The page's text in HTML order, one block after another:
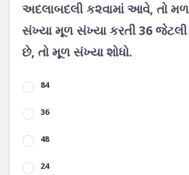
અદલાબદલી ક૨વામાં આવે, તો
સંખ્યા મૂળ સંખ્યા કરતી 36 જેટલી
છે, તો મૂળ સંખ્યા શોધો‌.
84
36
48
24